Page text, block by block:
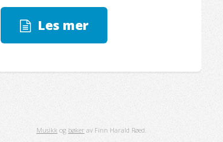
Les mer
Musikk og bøker av Finn Harald Røed.